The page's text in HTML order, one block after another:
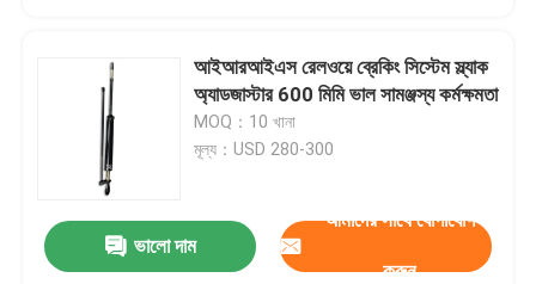
আইআরআইএস রেলওয়ে ব্রেকিং সিস্টেম স্ল্যাক
অ্যাডজাস্টার 600 মিমি ভাল সামঞ্জস্য কর্মক্ষমতা
MOQ：10 খানা
মূল্য：USD 280-300
ভালো দাম
আমাদের সাথে যোগাযোগ
করুন